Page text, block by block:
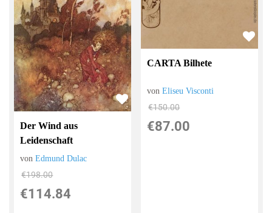
Der Wind aus
Leidenschaft
vonEdmund Dulac
€198.00
€114.84
CARTA Bilhete
vonEliseu Visconti
€150.00
€87.00